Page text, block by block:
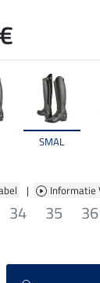
SMAL
| Informatie
34 35 36